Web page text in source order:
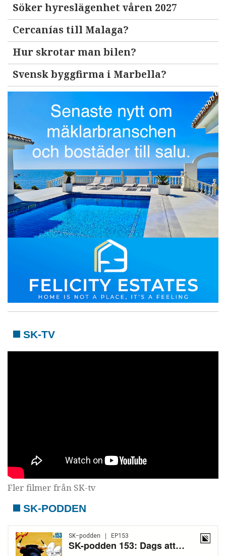
Söker hyreslägenhet våren 2027
Cercanías till Malaga?
Hur skrotar man bilen?
Svensk byggfirma i Marbella?
SK-TV
Fler filmer från SK-tv
SK-PODDEN